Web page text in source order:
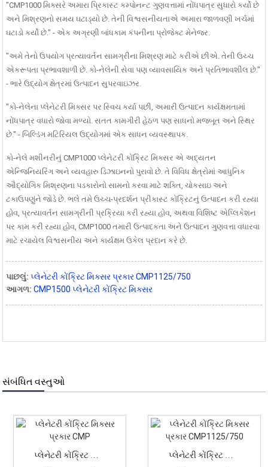
"CMP1000 મિક્સરે અમારા પ્રિકાસ્ટ કમ્પોનન્ટ ગુણવત્તામાં નોંધપાત્ર સુધારો કર્યો છે
અને મિશ્રણનો સમય ઘટાડ્યો છે. તેની વિશ્વસનીયતાએ અમારા જાળવણી ખર્ચમાં
ઘટાડો કર્યો છે." - એક અગ્રણી બાંધકામ કંપનીના પ્રોજેક્ટ મેનેજર.
"અમે તેનો ઉપયોગ પ્રત્યાવર્તન સામગ્રીના મિશ્રણ માટે કરીએ છીએ. તેની ઉચ્ચ
એકરૂપતા પ્રભાવશાળી છે. કો-નેલેની સેવા પણ વ્યાવસાયિક અને પ્રતિભાવશીલ છે."
- ભારે ઉદ્યોગ ક્ષેત્રમાં ઉત્પાદન સુપરવાઇઝર.
"કો-નેલેના પ્લેનેટરી મિક્સર પર સ્વિચ કર્યા પછી, અમારી ઉત્પાદન કાર્યક્ષમતામાં
નોંધપાત્ર વધારો જોવા મળ્યો. સતત કામગીરી હેઠળ પણ સાધનો મજબૂત અને સ્થિર
છે." - બિલ્ડિંગ મટિરિયલ ઉદ્યોગમાં એક સાધન વ્યવસ્થાપક.
કો-નેલે મશીનરીનું CMP1000 પ્લેનેટરી કોંક્રિટ મિક્સર એ અદ્યતન
એન્જિનિયરિંગ અને વ્યવહારુ ડિઝાઇનનો પુરાવો છે. તે વિવિધ ક્ષેત્રોમાં આધુનિક
ઔદ્યોગિક મિશ્રણના પડકારોનો સામનો કરવા માટે શક્તિ, ચોકસાઇ અને
ટકાઉપણુંને જોડે છે. ભલે તમે ઉચ્ચ-પ્રદર્શન પ્રીકાસ્ટ કોંક્રિટનું ઉત્પાદન કરી રહ્યા
હોવ, પ્રત્યાવર્તન સામગ્રીની પ્રક્રિયા કરી રહ્યા હોવ, અથવા વિશિષ્ટ એપ્લિકેશન
પર કામ કરી રહ્યા હોવ, CMP1000 તમારી ઉત્પાદકતા અને ઉત્પાદન ગુણવત્તા વધારવા
માટે રચાયેલ વિશ્વસનીય અને કાર્યક્ષમ ઉકેલ પ્રદાન કરે છે.
પાછલું: પ્લેનેટરી કોંક્રિટ મિક્સર પ્રકાર CMP1125/750
આગળ: CMP1500 પ્લેનેટરી કોંક્રિટ મિક્સર
સંબંધિત વસ્તુઓ
પ્લેનેટરી કોંક્રિટ મિક્સર પ્રકાર CMP પ્લેનેટરી કોંક્રિટ મિક્સર પ્રકાર CMP1125/750